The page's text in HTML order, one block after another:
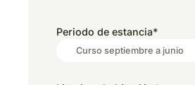
Periodo de estancia*